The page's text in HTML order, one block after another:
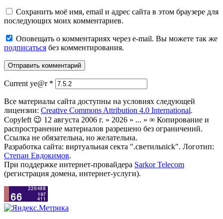
Сохранить моё имя, email и адрес сайта в этом браузере для
последующих моих комментариев.
Оповещать о комментариях через e-mail. Вы можете так же
подписаться без комментирования.
Current ye@r *
Все материалы сайта доступны на условиях следующей
лицензии: Creative Commons Attribution 4.0 International.
Copyleft 😉 12 августа 2006 г. » 2026 » ... » ∞ Копирование и
распространение материалов разрешено без ограничений.
Ссылка не обязательна, но желательна.
Разработка сайта: виртуальная секта ".светильnick". Логотип:
Степан Евдокимов.
При поддержке интернет-провайдера Sarkor Telecom
(регистрация домена, интернет-услуги).